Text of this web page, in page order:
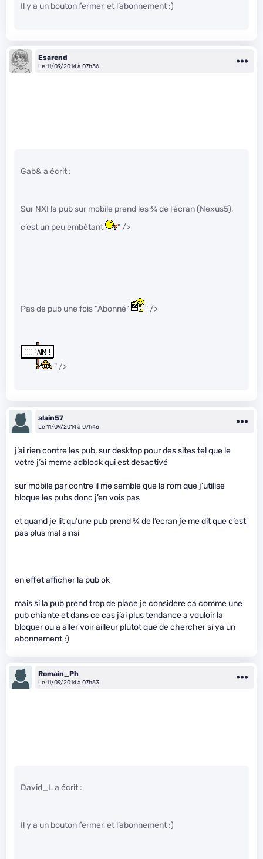
Il y a un bouton fermer, et l’abonnement ;)
Esarend
Le 11/09/2014 à 07h36
Gab& a écrit :
Sur NXI la pub sur mobile prend les3⁄4de l’écran (Nexus5),
c’est un peu embêtant
" />
Pas de pub une fois “Abonné” " />
" />
alain57
Le 11/09/2014 à 07h46
j’ai rien contre les pub, sur desktop pour des sites tel que le
votre j’ai meme adblock qui est desactivé
sur mobile par contre il me semble que la rom que j’utilise
bloque les pubs donc j’en vois pas
et quand je lit qu’une pub prend3⁄4de l’ecran je me dit que c’est
pas plus mal ainsi
en effet afficher la pub ok
mais si la pub prend trop de place je considere ca comme une
pub chiante et dans ce cas j’ai plus tendance a vouloir la
bloquer ou a aller voir ailleur plutot que de chercher si ya un
abonnement ;)
Romain_Ph
Le 11/09/2014 à 07h53
David_L a écrit :
Il y a un bouton fermer, et l’abonnement ;)